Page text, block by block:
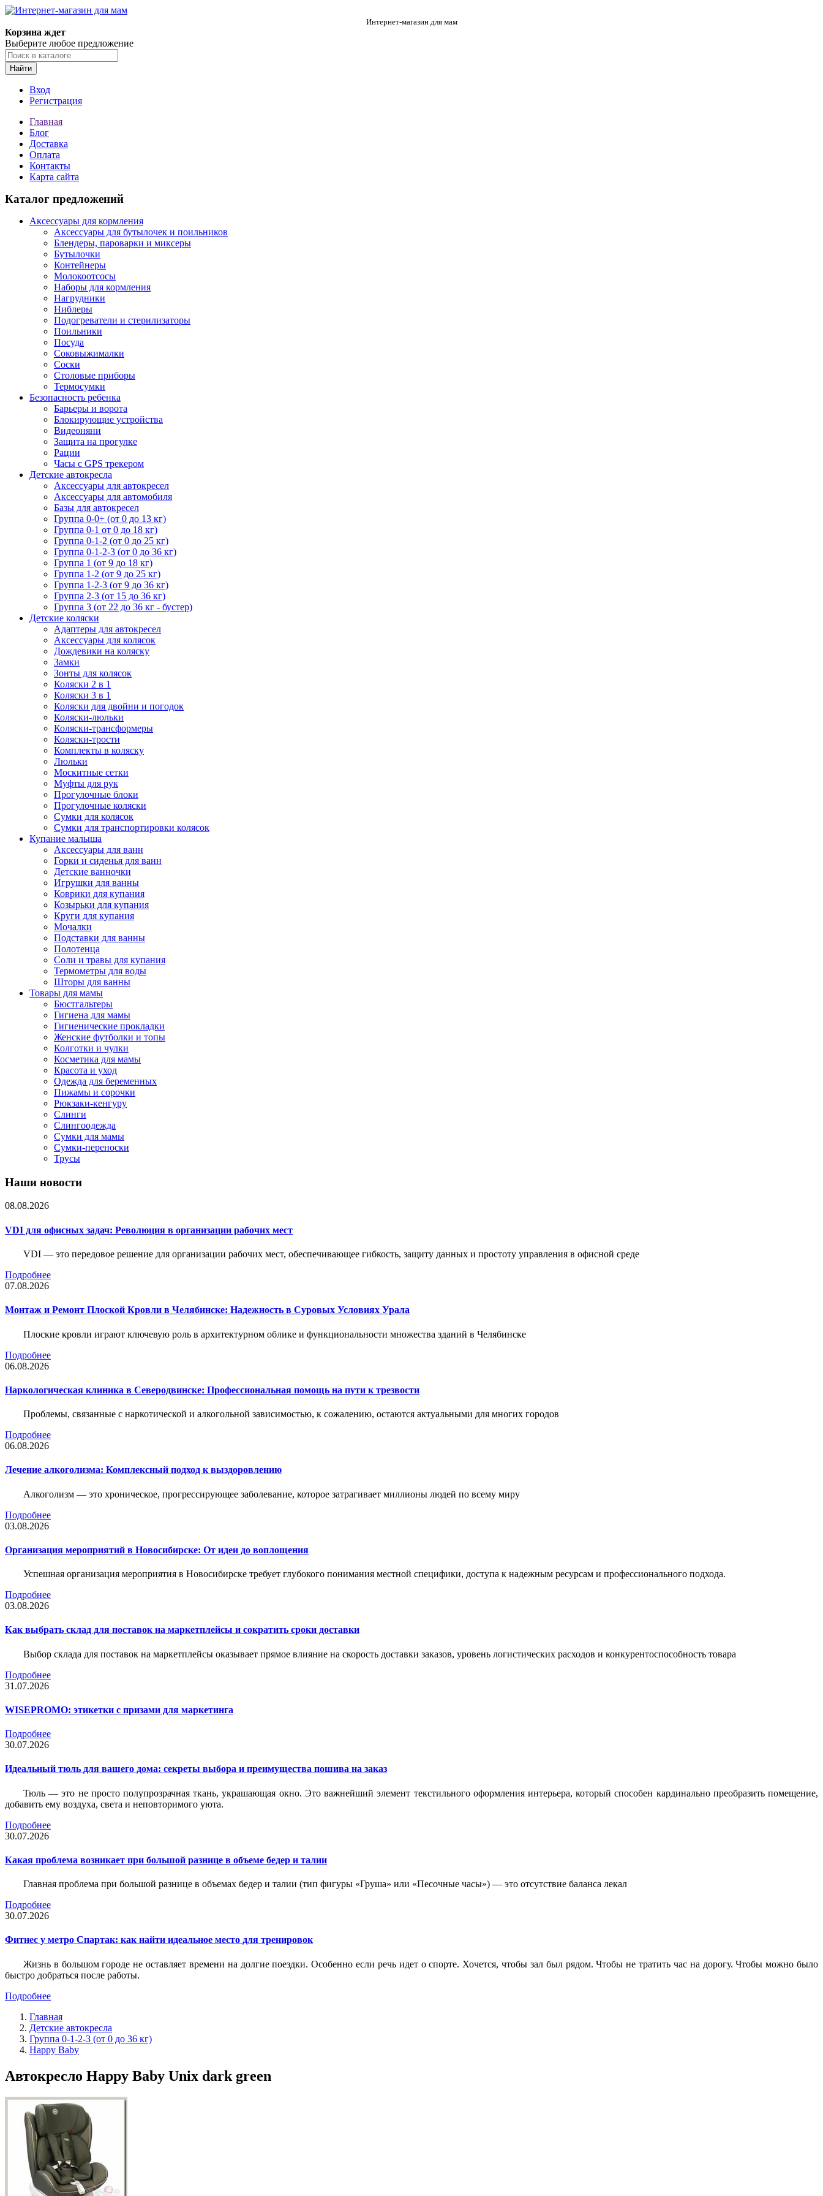
Интернет-магазин для мам
Корзина ждет
Выберите любое предложение
Найти
Вход
Регистрация
Главная
Блог
Доставка
Оплата
Контакты
Карта сайта
Каталог предложений
Аксессуары для кормления
Аксессуары для бутылочек и поильников
Блендеры, пароварки и миксеры
Бутылочки
Контейнеры
Молокоотсосы
Наборы для кормления
Нагрудники
Ниблеры
Подогреватели и стерилизаторы
Поильники
Посуда
Соковыжималки
Соски
Столовые приборы
Термосумки
Безопасность ребенка
Барьеры и ворота
Блокирующие устройства
Видеоняни
Защита на прогулке
Рации
Часы с GPS трекером
Детские автокресла
Аксессуары для автокресел
Аксессуары для автомобиля
Базы для автокресел
Группа 0-0+ (от 0 до 13 кг)
Группа 0-1 от 0 до 18 кг)
Группа 0-1-2 (от 0 до 25 кг)
Группа 0-1-2-3 (от 0 до 36 кг)
Группа 1 (от 9 до 18 кг)
Группа 1-2 (от 9 до 25 кг)
Группа 1-2-3 (от 9 до 36 кг)
Группа 2-3 (от 15 до 36 кг)
Группа 3 (от 22 до 36 кг - бустер)
Детские коляски
Адаптеры для автокресел
Аксессуары для колясок
Дождевики на коляску
Замки
Зонты для колясок
Коляски 2 в 1
Коляски 3 в 1
Коляски для двойни и погодок
Коляски-люльки
Коляски-трансформеры
Коляски-трости
Комплекты в коляску
Люльки
Москитные сетки
Муфты для рук
Прогулочные блоки
Прогулочные коляски
Сумки для колясок
Сумки для транспортировки колясок
Купание малыша
Аксессуары для ванн
Горки и сиденья для ванн
Детские ванночки
Игрушки для ванны
Коврики для купания
Козырьки для купания
Круги для купания
Мочалки
Подставки для ванны
Полотенца
Соли и травы для купания
Термометры для воды
Шторы для ванны
Товары для мамы
Бюстгальтеры
Гигиена для мамы
Гигиенические прокладки
Женские футболки и топы
Колготки и чулки
Косметика для мамы
Красота и уход
Одежда для беременных
Пижамы и сорочки
Рюкзаки-кенгуру
Слинги
Слингоодежда
Сумки для мамы
Сумки-переноски
Трусы
Наши новости
08.08.2026
VDI для офисных задач: Революция в организации рабочих мест
VDI — это передовое решение для организации рабочих мест, обеспечивающее гибкость, защиту данных и простоту управления в офисной среде
Подробнее
07.08.2026
Монтаж и Ремонт Плоской Кровли в Челябинске: Надежность в Суровых Условиях Урала
Плоские кровли играют ключевую роль в архитектурном облике и функциональности множества зданий в Челябинске
Подробнее
06.08.2026
Наркологическая клиника в Северодвинске: Профессиональная помощь на пути к трезвости
Проблемы, связанные с наркотической и алкогольной зависимостью, к сожалению, остаются актуальными для многих городов
Подробнее
06.08.2026
Лечение алкоголизма: Комплексный подход к выздоровлению
Алкоголизм — это хроническое, прогрессирующее заболевание, которое затрагивает миллионы людей по всему миру
Подробнее
03.08.2026
Организация мероприятий в Новосибирске: От идеи до воплощения
Успешная организация мероприятия в Новосибирске требует глубокого понимания местной специфики, доступа к надежным ресурсам и профессионального подхода.
Подробнее
03.08.2026
Как выбрать склад для поставок на маркетплейсы и сократить сроки доставки
Выбор склада для поставок на маркетплейсы оказывает прямое влияние на скорость доставки заказов, уровень логистических расходов и конкурентоспособность товара
Подробнее
31.07.2026
WISEPROMO: этикетки с призами для маркетинга
Подробнее
30.07.2026
Идеальный тюль для вашего дома: секреты выбора и преимущества пошива на заказ
Тюль — это не просто полупрозрачная ткань, украшающая окно. Это важнейший элемент текстильного оформления интерьера, который способен кардинально преобразить помещение,
добавить ему воздуха, света и неповторимого уюта.
Подробнее
30.07.2026
Какая проблема возникает при большой разнице в объеме бедер и талии
Главная проблема при большой разнице в объемах бедер и талии (тип фигуры «Груша» или «Песочные часы») — это отсутствие баланса лекал
Подробнее
30.07.2026
Фитнес у метро Спартак: как найти идеальное место для тренировок
Жизнь в большом городе не оставляет времени на долгие поездки. Особенно если речь идет о спорте. Хочется, чтобы зал был рядом. Чтобы не тратить час на дорогу. Чтобы можно было
быстро добраться после работы.
Подробнее
Главная
Детские автокресла
Группа 0-1-2-3 (от 0 до 36 кг)
Happy Baby
Автокресло Happy Baby Unix dark green